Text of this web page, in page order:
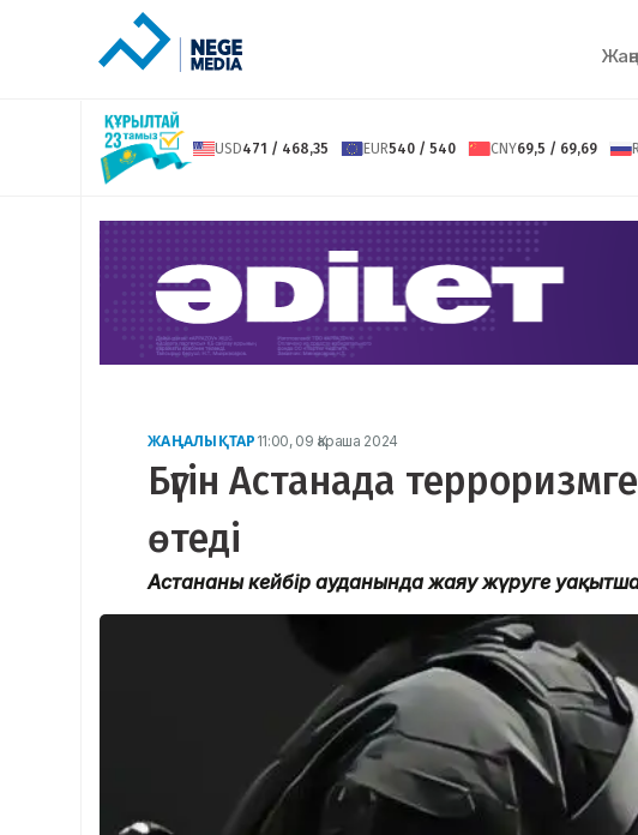
USD471 / 468,35 EUR540 / 540 CNY69,5 / 69,69
ЖАҢАЛЫҚТАР 11:00, 09 Қараша 2024
Бүгін Астанада
өтеді
Астананың кейбір ауданында жаяу жүруге